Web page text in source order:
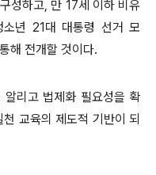
성하고, 만 17세 이하 비유
년 21대 대통령 선거 모
해 전개할 것이다.
리고 법제화 필요성을 확
교육의 제도적 기반이 되